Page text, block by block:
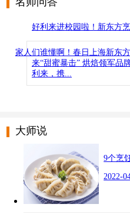
好利来进校园啦！新东方烹
家人们谁懂啊！春日上海新东
来“甜蜜暴击” 烘焙领军品
利来，携...
大师说
9个烹
2022-